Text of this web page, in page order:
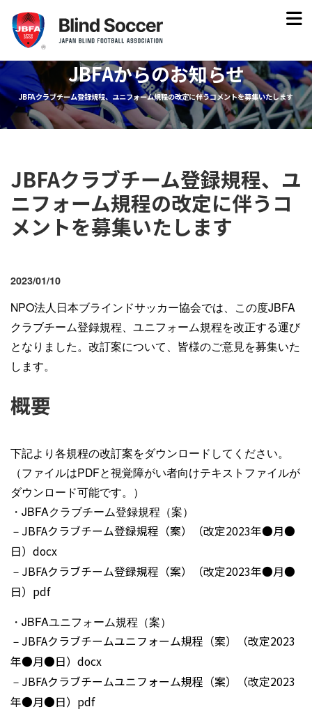
JBFAからのお知らせ
JBFAクラブチーム登録規程、ユニフォーム規程の改定に伴うコメントを募集いたします
JBFAクラブチーム登録規程、ユ
ニフォーム規程の改定に伴うコ
メントを募集いたします
2023/01/10
NPO法人日本ブラインドサッカー協会では、この度JBFA
クラブチーム登録規程、ユニフォーム規程を改正する運び
となりました。改訂案について、皆様のご意見を募集いた
します。
概要
下記より各規程の改訂案をダウンロードしてください。
（ファイルはPDFと視覚障がい者向けテキストファイルが
ダウンロード可能です。）
・JBFAクラブチーム登録規程（案）
－ JBFAクラブチーム登録規程（案）（改定2023年●月●
日）docx
－ JBFAクラブチーム登録規程（案）（改定2023年●月●
日）pdf
・JBFAユニフォーム規程（案）
－ JBFAクラブチームユニフォーム規程（案）（改定2023
年●月●日）docx
－ JBFAクラブチームユニフォーム規程（案）（改定2023
年●月●日）pdf